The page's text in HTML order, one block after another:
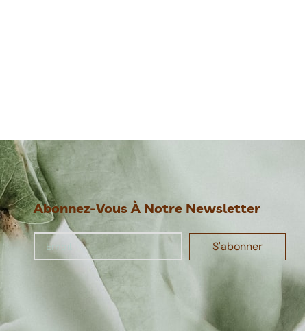
Abonnez-Vous À Notre Newsletter
S'abonner